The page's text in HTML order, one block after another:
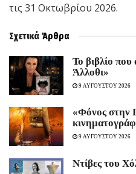
τις 31 Οκτωβρίου 2026.
Σχετικά Άρθρα
Το βιβλίο
Άλλοθι»
9 ΑΥΓΟΥΣΤΟΥ 2026
«Φόνος στην
9 ΑΥΓΟΥΣΤΟΥ 2026
Ντίβες του